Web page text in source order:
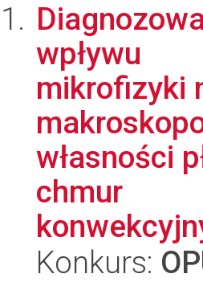
wpływu
mikrofizyki
własności
chmur
Konkurs: